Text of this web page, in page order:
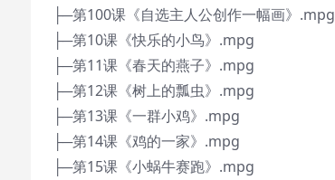
├─第100课《自选主人公创作一幅画》.mpg
├─第10课《快乐的小鸟》.mpg
├─第11课《春天的燕子》.mpg
├─第12课《树上的瓢虫》.mpg
├─第13课《一群小鸡》.mpg
├─第14课《鸡的一家》.mpg
├─第15课《小蜗牛赛跑》.mpg